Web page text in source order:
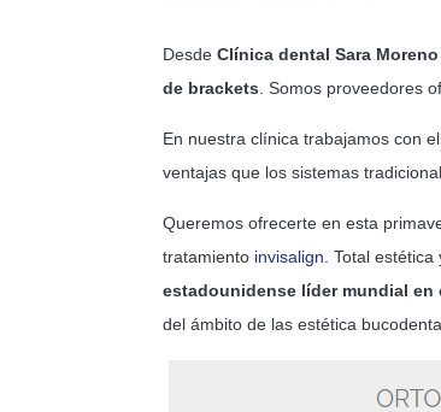
Desde Clínica dental Sara Moreno
de brackets . Somos proveedores
En nuestra clínica trabajamos con
ventajas que los sistemas
Queremos ofrecerte en esta
tratamiento invisalign. Total estética
estadounidense líder mundial en
del ámbito de las estética